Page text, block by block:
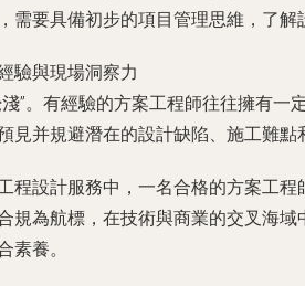
需要具備初步的項目管理思維，了
驗與現場洞察力
淺”。有經驗的方案工程師往往擁有
見并規避潛在的設計缺陷、施工難點
程設計服務中，一名合格的方案工
規為航標，在技術與商業的交叉海
素養。